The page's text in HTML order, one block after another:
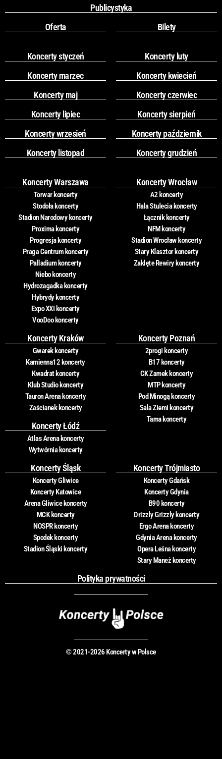
Publicystyka
Oferta
Bilety
Koncerty styczeń
Koncerty luty
Koncerty marzec
Koncerty kwiecień
Koncerty maj
Koncerty czerwiec
Koncerty lipiec
Koncerty sierpień
Koncerty wrzesień
Koncerty październik
Koncerty listopad
Koncerty grudzień
Koncerty Warszawa
Torwar koncerty
Stodoła koncerty
Stadion Narodowy koncerty
Proxima koncerty
Progresja koncerty
Praga Centrum koncerty
Palladium koncerty
Niebo koncerty
Hydrozagadka koncerty
Hybrydy koncerty
Expo XXI koncerty
VooDoo koncerty
Koncerty Wrocław
A2 koncerty
Hala Stulecia koncerty
Łącznik koncerty
NFM koncerty
Stadion Wrocław koncerty
Stary Klasztor koncerty
Zaklęte Rewiry koncerty
Koncerty Kraków
Gwarek koncerty
Kamienna12 koncerty
Kwadrat koncerty
Klub Studio koncerty
Tauron Arena koncerty
Zaścianek koncerty
Koncerty Łódź
Atlas Arena koncerty
Wytwórnia koncerty
Koncerty Poznań
2progi koncerty
B17 koncerty
CK Zamek koncerty
MTP koncerty
Pod Minogą koncerty
Sala Ziemi koncerty
Tama koncerty
Koncerty Śląsk
Koncerty Gliwice
Koncerty Katowice
Arena Gliwice koncerty
MCK koncerty
NOSPR koncerty
Spodek koncerty
Stadion Śląski koncerty
Koncerty Trójmiasto
Koncerty Gdańsk
Koncerty Gdynia
B90 koncerty
Drizzly Grizzly koncerty
Ergo Arena koncerty
Gdynia Arena koncerty
Opera Leśna koncerty
Stary Maneż koncerty
Polityka prywatności
© 2021-2026 Koncerty w Polsce